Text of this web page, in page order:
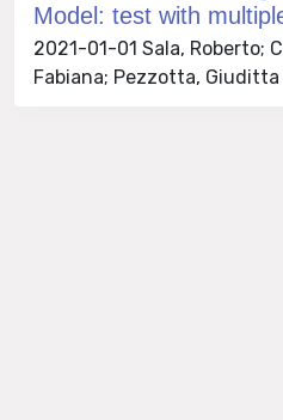
Model: test with
2021-01-01 Sala, Roberto;
Fabiana; Pezzotta, Giuditta